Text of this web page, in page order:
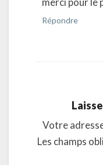
Répondre
Votre
Les champs